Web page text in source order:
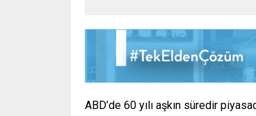
ABD’de 60 yılı aşkın süredir